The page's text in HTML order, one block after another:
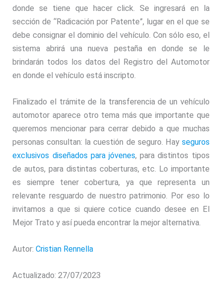
donde se tiene que hacer click. Se ingresará en la
sección de “Radicación por Patente”, lugar en el que se
debe consignar el dominio del vehículo. Con sólo eso, el
sistema abrirá una nueva pestaña en donde se le
brindarán todos los datos del Registro del Automotor
en donde el vehículo está inscripto.
Finalizado el trámite de la transferencia de un vehículo
automotor aparece otro tema más que importante que
queremos mencionar para cerrar debido a que muchas
personas consultan: la cuestión de seguro. Hay seguros
exclusivos diseñados para jóvenes, para distintos tipos
de autos, para distintas coberturas, etc. Lo importante
es siempre tener cobertura, ya que representa un
relevante resguardo de nuestro patrimonio. Por eso lo
invitamos a que si quiere cotice cuando desee en El
Mejor Trato y así pueda encontrar la mejor alternativa.
Autor:Cristian Rennella
Actualizado: 27/07/2023